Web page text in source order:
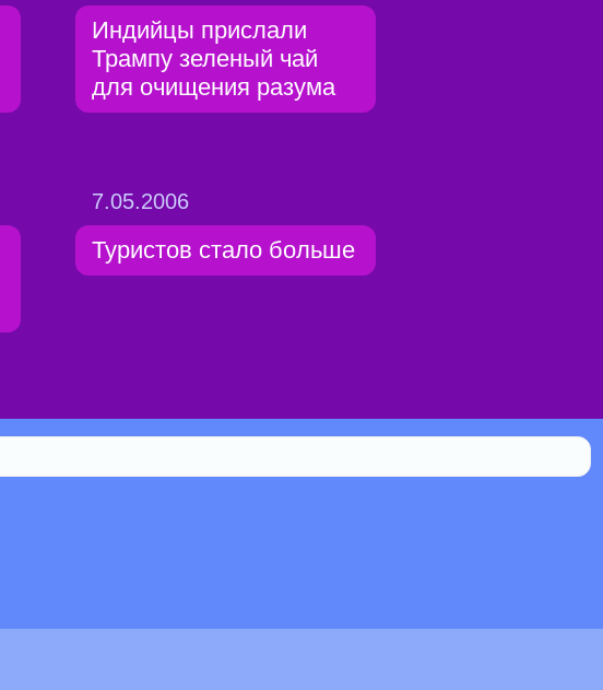
Индийцы прислали
Трампу зеленый чай
для очищения разума
7.05.2006
Туристов стало больше